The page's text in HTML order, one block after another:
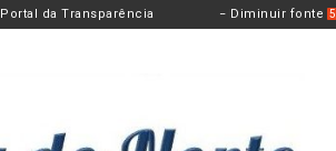
Portal da Transparência − Diminuir fonte 5